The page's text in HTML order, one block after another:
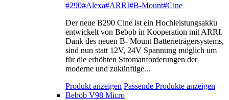
#290#Alexa#ARRI#B-Mount#Cine
Der neue B290 Cine ist ein Hochleistungsakku
entwickelt von Bebob in Kooperation mit ARRI.
Dank des neuen B- Mount Batterieträgersystems,
sind nun statt 12V, 24V Spannung möglich um
für die erhöhten Stromanforderungen der
moderne und zukünftige...
Produkt anzeigen Passende Produkte anzeigen
Bebob V98 Micro